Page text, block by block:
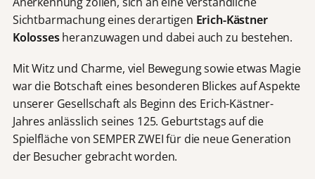
Sichtbarmachung eines derartigen Erich-Kästner
Kolossesheranzuwagen und dabei auch zu bestehen.
Mit Witz und Charme, viel Bewegung sowie etwas Magie
war die Botschaft eines besonderen Blickes auf Aspekte
unserer Gesellschaft als Beginn des Erich-Kästner-
Jahres anlässlich seines 125. Geburtstags auf die
Spielfläche von SEMPER ZWEI für die neue Generation
der Besucher gebracht worden.